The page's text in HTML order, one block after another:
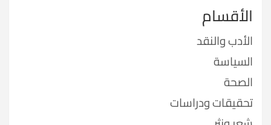
الأقسام
الأدب والنقد
السياسة
الصحة
تحقيقات ودراسات